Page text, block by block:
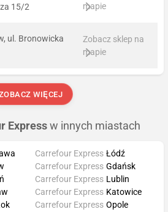
15/2
mapie
ul. Bronowicka
Zobacz sklep na
mapie
WIĘCEJ
Expressw innych miastach
Carrefour Express Łódź
Carrefour Express Gdańsk
Carrefour Express Lublin
Carrefour Express Katowice
Carrefour Express Opole